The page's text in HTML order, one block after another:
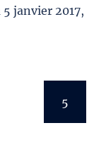
janvier 2017,
5